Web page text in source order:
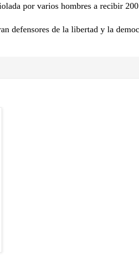
por varios hombres a recibir
defensores de la libertad y la